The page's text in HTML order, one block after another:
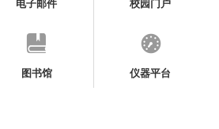
电子邮件 校园门户
图书馆 仪器平台